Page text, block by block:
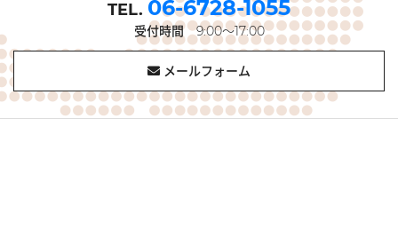
06-6728-1055
受付時間9:00～17:00
メールフォーム